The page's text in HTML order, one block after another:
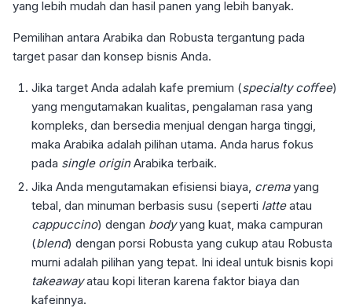
yang lebih mudah dan hasil panen yang lebih banyak.
Pemilihan antara Arabika dan Robusta tergantung pada
target pasar dan konsep bisnis Anda.
Jika target Anda adalah kafe premium (specialty coffee)
yang mengutamakan kualitas, pengalaman rasa yang
kompleks, dan bersedia menjual dengan harga tinggi,
maka Arabika adalah pilihan utama. Anda harus fokus
pada single originArabika terbaik.
Jika Anda mengutamakan efisiensi biaya, cremayang
tebal, dan minuman berbasis susu (seperti latteatau
cappuccino) dengan bodyyang kuat, maka campuran
(blend) dengan porsi Robusta yang cukup atau Robusta
murni adalah pilihan yang tepat. Ini ideal untuk bisnis kopi
takeawayatau kopi literan karena faktor biaya dan
kafeinnya.